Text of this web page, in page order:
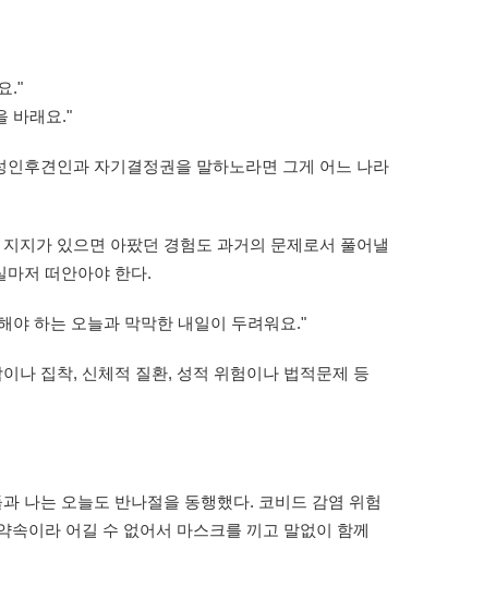
."
바래요."
후견인과 자기결정권을 말하노라면 그게 어느 나라
지가 있으면 아팠던 경험도 과거의 문제로서 풀어낼
마저 떠안아야 한다.
야 하는 오늘과 막막한 내일이 두려워요."
나 집착, 신체적 질환, 성적 위험이나 법적문제 등
나는 오늘도 반나절을 동행했다. 코비드 감염 위험
이라 어길 수 없어서 마스크를 끼고 말없이 함께